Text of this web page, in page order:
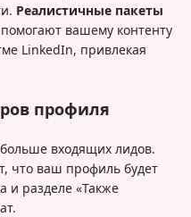
Реалистичные пакеты
вашему контенту
LinkedIn, привлекая
профиля
входящих лидов.
что ваш профиль будет
и разделе «Также